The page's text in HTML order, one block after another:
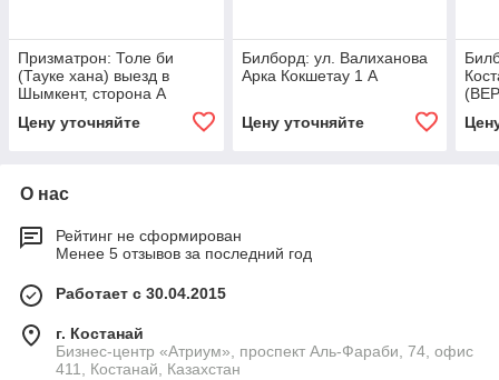
Призматрон: Толе би
(Тауке хана) выезд в
Шымкент, сторона А
Цену уточняйте
Билборд: ул. Валиханова
Арка Кокшетау 1 А
Цену уточняйте
О нас
Рейтинг не сформирован
Менее 5 отзывов за последний год
Работает с 30.04.2015
г. Костанай
Бизнес-центр «Атриум», проспект Аль-Фараби, 74, офис
411, Костанай, Казахстан